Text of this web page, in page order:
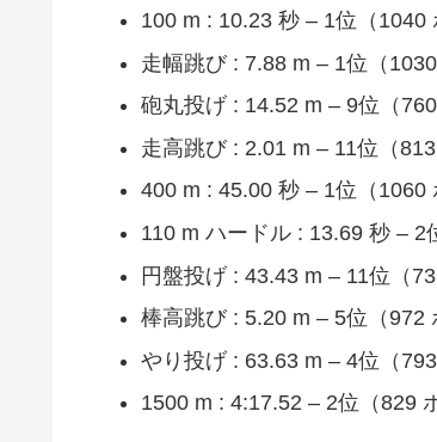
100 m : 10.23 秒 – 1位（1040
走幅跳び : 7.88 m – 1位（1030
砲丸投げ : 14.52 m – 9位（760
走高跳び : 2.01 m – 11位（813
400 m : 45.00 秒 – 1位（1060
110 m ハードル : 13.69 秒 – 2
円盤投げ : 43.43 m – 11位（
棒高跳び : 5.20 m – 5位（972
やり投げ : 63.63 m – 4位（793
1500 m : 4:17.52 – 2位（829